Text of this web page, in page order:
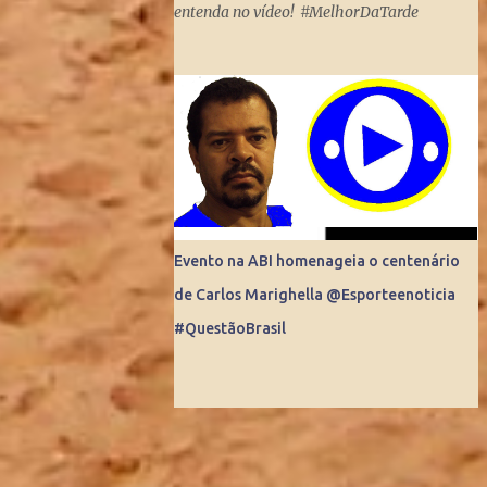
anônimos em celebridades e até criar
fenômenos como Juliette, mas ai já é um
ponto fora da curva.
entenda no vídeo! #MelhorDaTarde
Evento na ABI homenageia o centenário
de Carlos Marighella @Esporteenoticia
#QuestãoBrasil